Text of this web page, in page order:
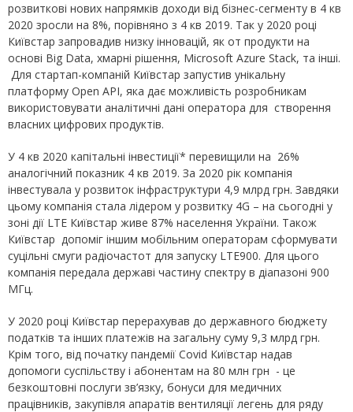
розвиткові нових напрямків доходи від бізнес-сегменту в 4 кв
2020 зросли на 8%, порівняно з 4 кв 2019. Так у 2020 році
Київстар запровадив низку інновацій, як от продукти на
основі Big Data, хмарні рішення, Microsoft Azure Stack, та інші.
Для стартап-компаній Київстар запустив унікальну
платформу Open API, яка дає можливість розробникам
використовувати аналітичні дані оператора для створення
власних цифрових продуктів.
У 4 кв 2020 капітальні інвестиції* перевищили на 26%
аналогічний показник 4 кв 2019. За 2020 рік компанія
інвестувала у розвиток інфраструктури 4,9 млрд грн. Завдяки
цьому компанія стала лідером у розвитку 4G – на сьогодні у
зоні дії LTE Київстар живе 87% населення України. Також
Київстар допоміг іншим мобільним операторам сформувати
суцільні смуги радіочастот для запуску LTE900. Для цього
компанія передала державі частину спектру в діапазоні 900
МГц.
У 2020 році Київстар перерахував до державного бюджету
податків та інших платежів на загальну суму 9,3 млрд грн.
Крім того, від початку пандемії Covid Київстар надав
допомоги суспільству і абонентам на 80 млн грн - це
безкоштовні послуги зв’язку, бонуси для медичних
працівників, закупівля апаратів вентиляції легень для ряду